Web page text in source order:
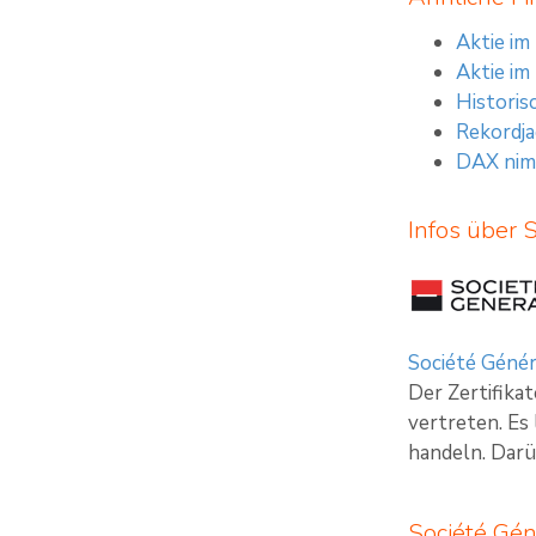
Aktie
Aktie im
DAX
Infos über
Société
Der
vertreten. Es
handeln.